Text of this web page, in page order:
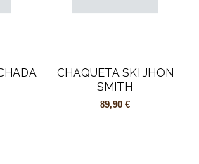
CHAQUETA SKI JHON
SMITH
89,90 €